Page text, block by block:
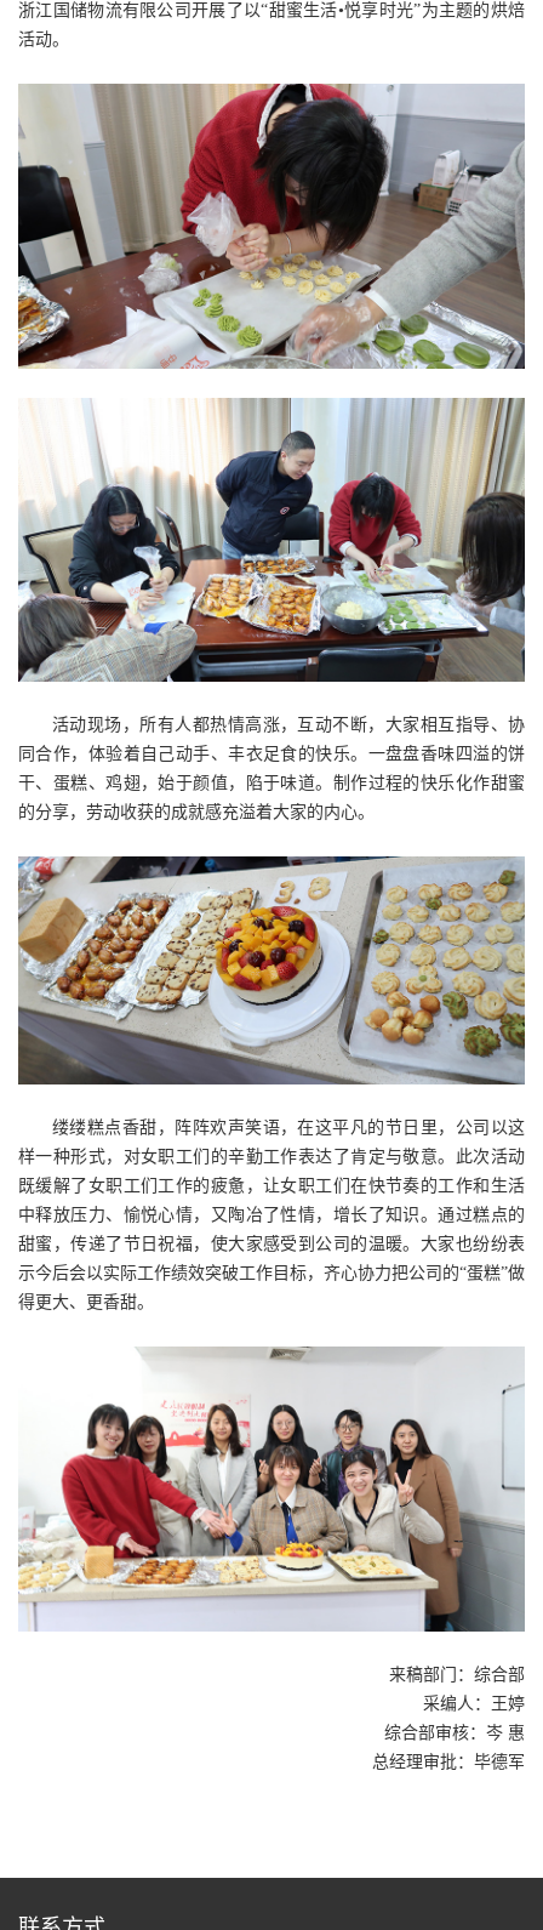
浙江国储物流有限公司开展了以“甜蜜生活•悦享时光”为主题的烘焙
活动。
活动现场，所有人都热情高涨，互动不断，大家相互指导、协
同合作，体验着自己动手、丰衣足食的快乐。一盘盘香味四溢的饼
干、蛋糕、鸡翅，始于颜值，陷于味道。制作过程的快乐化作甜蜜
的分享，劳动收获的成就感充溢着大家的内心。
缕缕糕点香甜，阵阵欢声笑语，在这平凡的节日里，公司以这
样一种形式，对女职工们的辛勤工作表达了肯定与敬意。此次活动
既缓解了女职工们工作的疲惫，让女职工们在快节奏的工作和生活
中释放压力、愉悦心情，又陶冶了性情，增长了知识。通过糕点的
甜蜜，传递了节日祝福，使大家感受到公司的温暖。大家也纷纷表
示今后会以实际工作绩效突破工作目标，齐心协力把公司的“蛋糕”做
得更大、更香甜。
来稿部门：综合部
采编人：王婷
综合部审核：岑 惠
总经理审批：毕德军